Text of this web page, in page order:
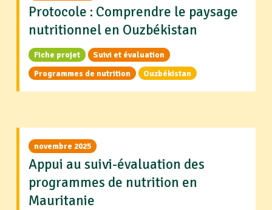
Protocole : Comprendre le paysage
nutritionnel en Ouzbékistan
Fiche projet
Suivi et évaluation
Programmes de nutrition
Ouzbékistan
novembre 2025
Appui au suivi-évaluation des
programmes de nutrition en
Mauritanie